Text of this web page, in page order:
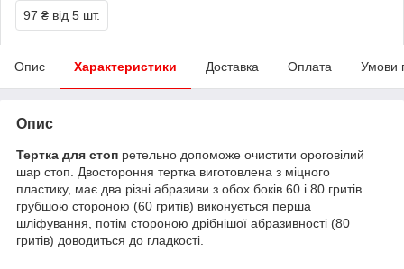
97 ₴ від 5 шт.
Опис Характеристики Доставка Оплата Умови
Опис
Тертка для стоп ретельно допоможе очистити ороговілий
шар стоп. Двостороння тертка виготовлена з міцного
пластику, має два різні абразиви з обох боків 60 і 80 гритів.
грубшою стороною (60 гритів) виконується перша
шліфування, потім стороною дрібнішої абразивності (80
гритів) доводиться до гладкості.